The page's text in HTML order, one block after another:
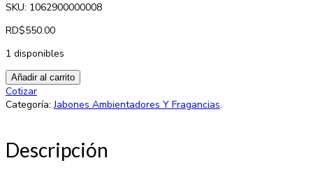
SKU: 1062900000008
RD$550.00
1 disponibles
Añadir al carrito
Cotizar
Categoría:Jabones Ambientadores Y Fragancias.
Descripción